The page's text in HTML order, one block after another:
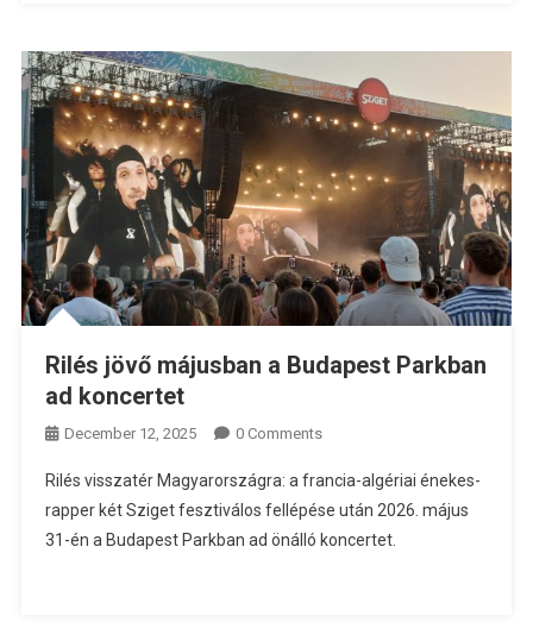
Rilés jövő májusban a Budapest Parkban
ad koncertet
December 12, 2025 0 Comments
Rilés visszatér Magyarországra: a francia-algériai énekes-
rapper két Sziget fesztiválos fellépése után 2026. május
31-én a Budapest Parkban ad önálló koncertet.